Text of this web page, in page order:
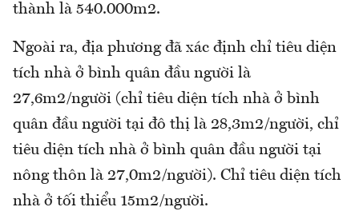
thành là 540.000m2.
Ngoài ra, địa phương đã xác định chỉ tiêu diện
tích nhà ở bình quân đầu người là
27,6m2/người (chỉ tiêu diện tích nhà ở bình
quân đầu người tại đô thị là 28,3m2/người, chỉ
tiêu diện tích nhà ở bình quân đầu người tại
nông thôn là 27,0m2/người). Chỉ tiêu diện tích
nhà ở tối thiểu 15m2/người.